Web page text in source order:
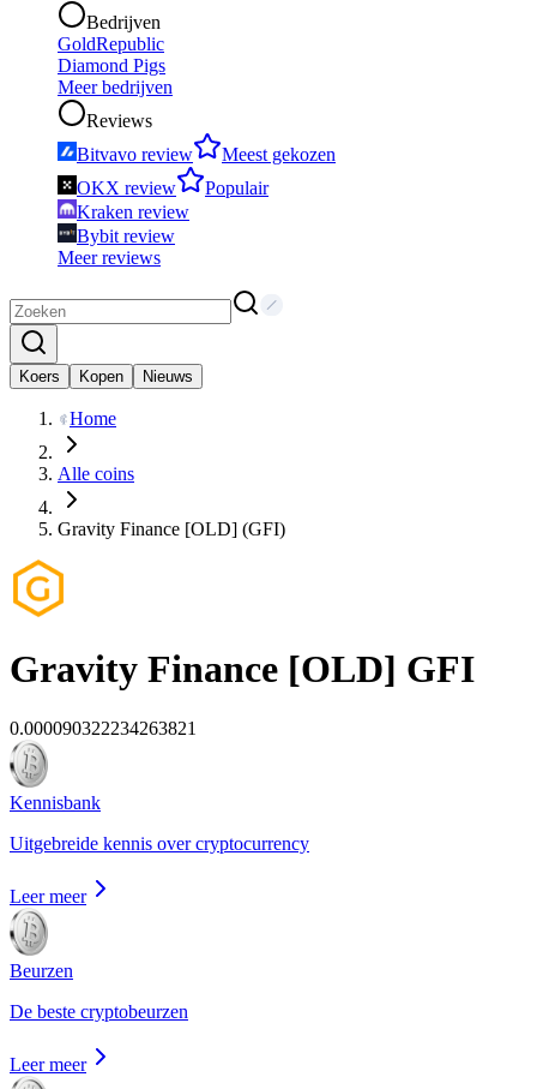
Bedrijven
GoldRepublic
Diamond Pigs
Meer bedrijven
Reviews
Bitvavo review
Meest gekozen
OKX review
Populair
Kraken review
Bybit review
Meer reviews
Koers Kopen Nieuws
Home
Alle coins
Gravity Finance [OLD] (GFI)
Gravity Finance [OLD] GFI
0.000090322234263821
Kennisbank
Uitgebreide kennis over cryptocurrency
Leer meer
Beurzen
De beste cryptobeurzen
Leer meer